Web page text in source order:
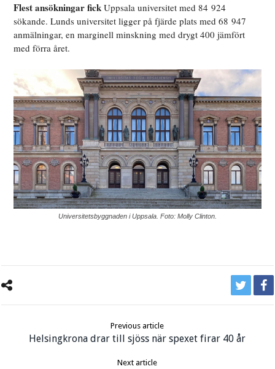
Flest ansökningar fick Uppsala universitet med 84 924
sökande. Lunds universitet ligger på fjärde plats med 68 947
anmälningar, en marginell minskning med drygt 400 jämfört
med förra året.
Universitetsbyggnaden i Uppsala. Foto: Molly Clinton.
Previous article
Helsingkrona drar till sjöss när spexet firar 40 år
Next article